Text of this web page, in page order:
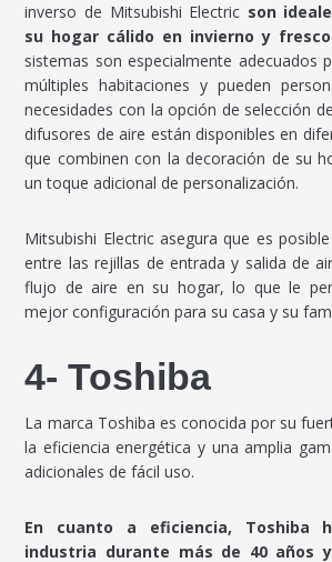
inverso de Mitsubishi Electric son
su hogar cálido en invierno y
sistemas son especialmente adecuados
múltiples habitaciones y pueden
necesidades con la opción de selección
difusores de aire están disponibles en
que combinen con la decoración de su
un toque adicional de personalización.
Mitsubishi Electric asegura que es
entre las rejillas de entrada y salida de
flujo de aire en su hogar, lo que le
mejor configuración para su casa y su
4- Toshiba
La marca Toshiba es conocida por su
la eficiencia energética y una amplia
adicionales de fácil uso.
En cuanto a eficiencia, Toshiba
industria durante más de 40 años